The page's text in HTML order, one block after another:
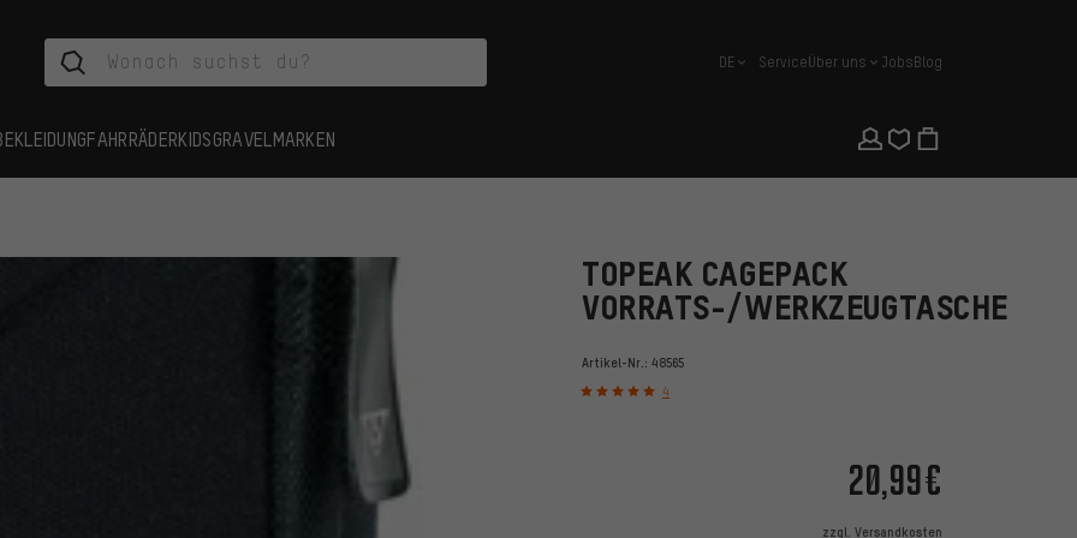
Deutsch
DE ServiceÜber uns JobsBlog
FAHRRÄDERKIDSGRAVEL MARKEN
TOPEAK CAGEPACK
VORRATS-/WERKZEUGTASCHE
Artikel-Nr.: 48565
4
20,99€
zzgl. Versandkosten